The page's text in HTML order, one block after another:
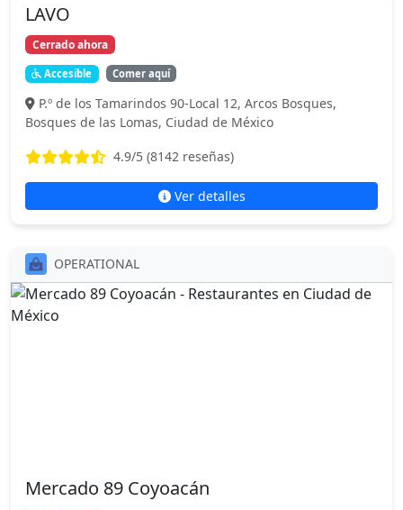
LAVO
Cerrado ahora
Accesible Comer aquí
P.º de los Tamarindos 90-Local 12, Arcos Bosques,
Bosques de las Lomas, Ciudad de México
4.9/5 (8142 reseñas)
Ver detalles
OPERATIONAL
Mercado 89 Coyoacán